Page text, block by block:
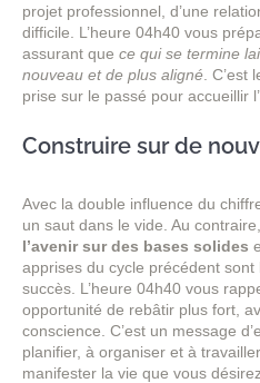
projet professionnel, d’une
difficile. L’heure 04h40 vous
assurant que ce qui se termine
nouveau et de plus aligné .
prise sur le passé pour accueillir
Construire sur de
Avec la double influence du
un saut dans le vide. Au
l’avenir sur des bases solides
apprises du cycle précédent
succès. L’heure 04h40 vous
opportunité de rebâtir plus fort,
conscience. C’est un message
planifier, à organiser et à
manifester la vie que vous désirez.